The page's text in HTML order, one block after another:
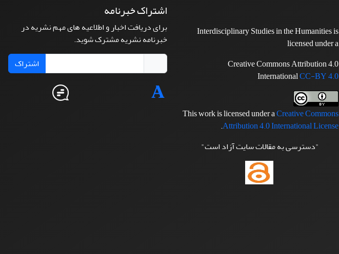
Interdisciplinary Studies in the Humanities is
licensed under a
Creative Commons Attribution 4.0
InternationalCC-BY 4.0
This work is licensed under aCreative Commons
Attribution 4.0 International License
.
"دسترسی به مقالات سایت آزاد است"
اشتراک خبرنامه
برای دریافت اخبار و اطلاعیه های مهم نشریه در
خبرنامه نشریه مشترک شوید.
اشتراک